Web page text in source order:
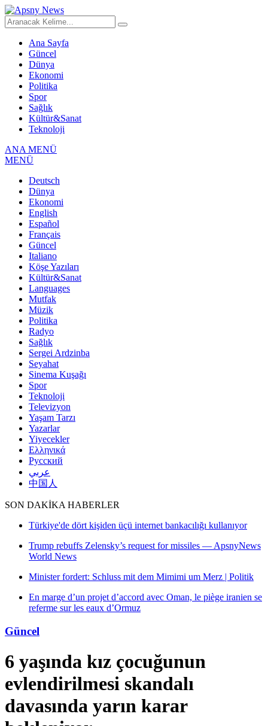
Ana Sayfa
Güncel
Dünya
Ekonomi
Politika
Spor
Sağlık
Kültür&Sanat
Teknoloji
ANA MENÜ
MENÜ
Deutsch
Dünya
Ekonomi
English
Español
Français
Güncel
Italiano
Köşe Yazıları
Kültür&Sanat
Languages
Mutfak
Müzik
Politika
Radyo
Sağlık
Sergei Ardzinba
Seyahat
Sinema Kuşağı
Spor
Teknoloji
Televizyon
Yaşam Tarzı
Yazarlar
Yiyecekler
Ελληνικά
Русский
عربي
中国人
SON DAKİKA HABERLER
Türkiye'de dört kişiden üçü internet bankacılığı kullanıyor
Trump rebuffs Zelensky’s request for missiles — ApsnyNews
World News
Minister fordert: Schluss mit dem Mimimi um Merz | Politik
En marge d’un projet d’accord avec Oman, le piège iranien se
referme sur les eaux d’Ormuz
Güncel
6 yaşında kız çocuğunun
evlendirilmesi skandalı
davasında yarın karar